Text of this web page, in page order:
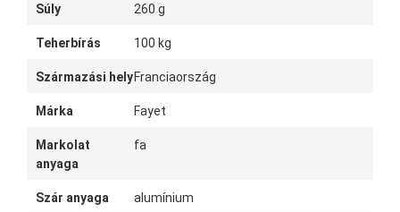
Súly 260 g
Teherbírás 100 kg
Származási helyFranciaország
Márka Fayet
Markolat
anyaga
fa
Szár anyaga alumínium